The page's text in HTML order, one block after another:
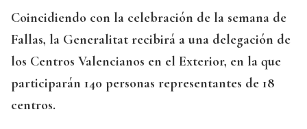
Coincidiendo con la celebración de la semana de
Fallas, la Generalitat recibirá a una delegación de
los Centros Valencianos en el Exterior, en la que
participarán 140 personas representantes de 18
centros.